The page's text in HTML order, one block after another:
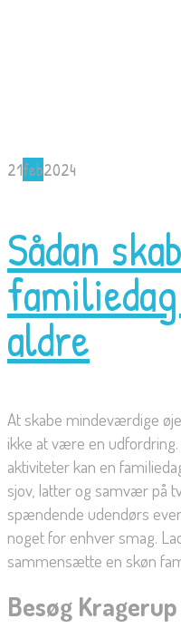
21feb2024
Sådan
aldre
At skabe mindeværdige
ikke at være en
aktiviteter kan en
sjov, latter og samvær på
spændende udendørs
noget for enhver smag.
sammensætte en skøn
Besøg Kragerup